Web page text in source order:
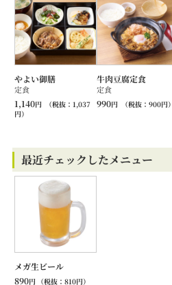
やよい御膳
定食
1,140円 （税抜：1,037
円）
牛肉豆腐定食
定食
990円 （税抜：900円）
最近チェックしたメニュー
メガ生ビール
890円 （税抜：810円）